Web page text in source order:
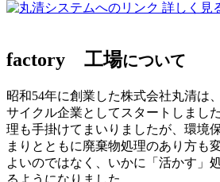
詳しく見
factory 工場について
昭和54年に創業した株式会社丸清は
サイクル企業としてスタートしまし
理も手掛けてまいりましたが、環境
まりとともに廃棄物処理のあり方も
よいのではなく、いかに「活かす」
るようになりました。